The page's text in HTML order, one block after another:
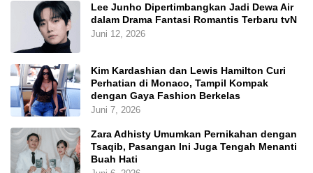
Lee Junho Dipertimbangkan Jadi Dewa Air
dalam Drama Fantasi Romantis Terbaru tvN
Juni 12, 2026
Kim Kardashian dan Lewis Hamilton Curi
Perhatian di Monaco, Tampil Kompak
dengan Gaya Fashion Berkelas
Juni 7, 2026
Zara Adhisty Umumkan Pernikahan dengan
Tsaqib, Pasangan Ini Juga Tengah Menanti
Buah Hati